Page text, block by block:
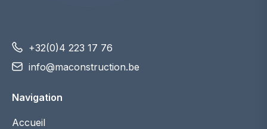
+32(0)4 223 17 76
info@maconstruction.be
Navigation
Accueil